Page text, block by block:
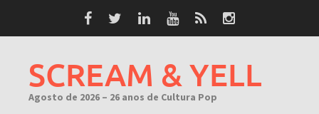
SCREAM & YELL
Agosto de 2026 – 26 anos de Cultura Pop